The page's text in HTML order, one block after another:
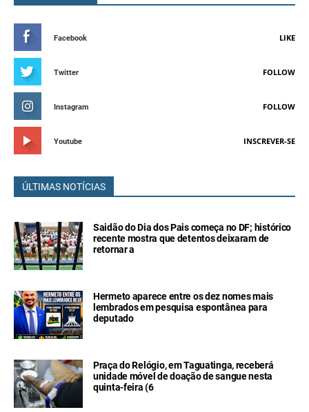
Facebook LIKE
Twitter FOLLOW
Instagram FOLLOW
Youtube INSCREVER-SE
ÚLTIMAS NOTÍCIAS
Saidão do Dia dos Pais começa no DF; histórico
recente mostra que detentos deixaram de
retornar a
Hermeto aparece entre os dez nomes mais
lembrados em pesquisa espontânea para
deputado
Praça do Relógio, em Taguatinga, receberá
unidade móvel de doação de sangue nesta
quinta-feira (6